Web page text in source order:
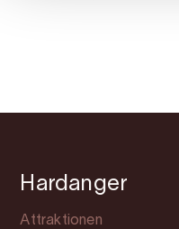
Hardanger
Attraktionen